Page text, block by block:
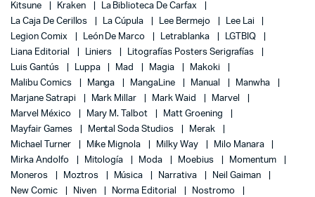
Kitsune
Kraken
La Biblioteca De Carfax
La Caja De Cerillos
La Cúpula Lee Bermejo
Lee Lai
Legion Comix
León De Marco Letrablanka
LGTBIQ
Liana Editorial
Liniers
Litografías Posters Serigrafías
Luis Gantús
Luppa Mad Magia
Makoki
Malibu Comics
Manga MangaLine Manual
Manwha
Marjane Satrapi
Mark Millar Mark Waid
Marvel
Marvel México
Mary M. Talbot
Matt Groening
Mayfair Games
Mental Soda Studios
Merak
Michael Turner
Mike Mignola Milky Way
Milo Manara
Mirka Andolfo
Mitología Moda Moebius
Momentum
Moneros
Moztros Música Narrativa
Neil Gaiman
New Comic
Niven Norma Editorial
Nostromo